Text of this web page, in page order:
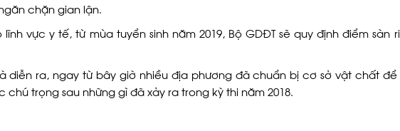
chặn gian lận.
vực y tế, từ mùa tuyển sinh năm 2019, Bộ GDĐT sẽ quy định điểm sàn
diễn ra, ngay từ bây giờ nhiều địa phương đã chuẩn bị cơ sở vật chất
trọng sau những gì đã xảy ra trong kỳ thi năm 2018.